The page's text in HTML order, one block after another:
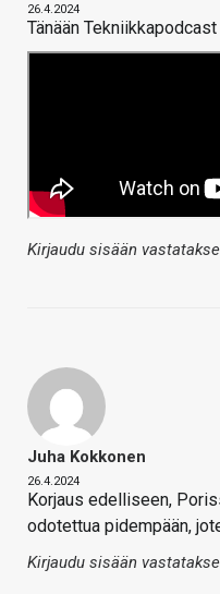
26.4.2024
Tänään
Kirjaudu sisään
Juha Kokkonen
26.4.2024
Korjaus edelliseen,
odotettua pidempään,
Kirjaudu sisään